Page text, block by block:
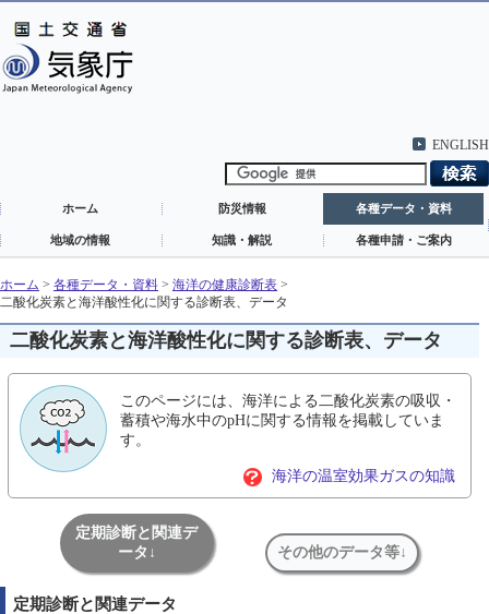
ENGLISH
ホーム 防災情報 各種データ・資料
地域の情報 知識・解説 各種申請・ご案内
ホーム > 各種データ・資料 > 海洋の健康診断表 >
二酸化炭素と海洋酸性化に関する診断表、データ
二酸化炭素と海洋酸性化に関する診断表、データ
このページには、海洋による二酸化炭素の吸収・
蓄積や海水中のpHに関する情報を掲載していま
す。
海洋の温室効果ガスの知識
定期診断と関連デ
ータ↓
その他のデータ等↓
定期診断と関連データ